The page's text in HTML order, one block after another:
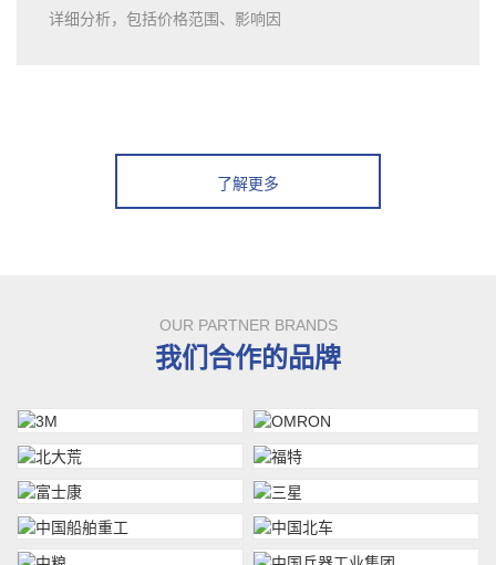
详细分析，包括价格范围、影响因
了解更多
OUR PARTNER BRANDS
我们合作的品牌